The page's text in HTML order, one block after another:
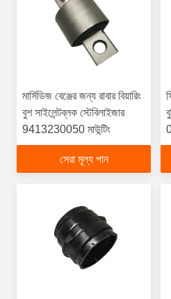
মার্সিডিজ বেঞ্জের জন্য রাবার বিয়ারিং
বুশ সাইলেন্টব্লক স্টেবিলাইজার
9413230050 মাউন্টিং
সেরা মূল্য পান